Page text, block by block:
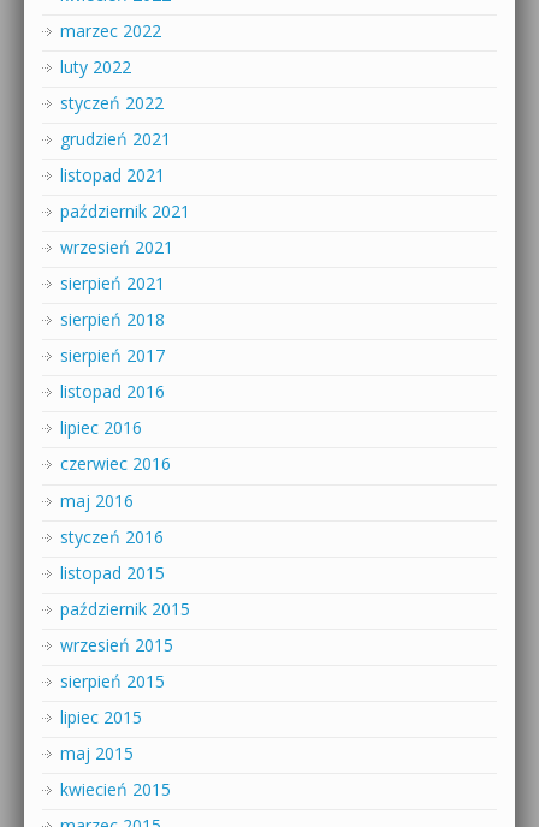
marzec 2022
luty 2022
styczeń 2022
grudzień 2021
listopad 2021
październik 2021
wrzesień 2021
sierpień 2021
sierpień 2018
sierpień 2017
listopad 2016
lipiec 2016
czerwiec 2016
maj 2016
styczeń 2016
listopad 2015
październik 2015
wrzesień 2015
sierpień 2015
lipiec 2015
maj 2015
kwiecień 2015